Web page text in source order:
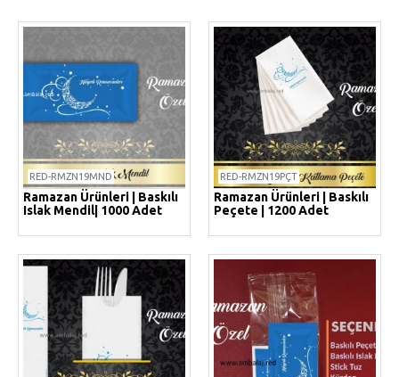
RED-RMZN19MND
Ramazan Ürünleri | Baskılı
Islak Mendil| 1000 Adet
RED-RMZN19PÇT
Ramazan Ürünleri | Baskılı
Peçete | 1200 Adet